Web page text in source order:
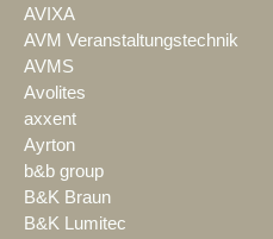
AVIXA
AVM Veranstaltungstechnik
AVMS
Avolites
axxent
Ayrton
b&b group
B&K Braun
B&K Lumitec